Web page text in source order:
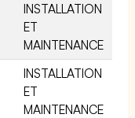
INSTALLATION
ET
MAINTENANCE
INSTALLATION
ET
MAINTENANCE